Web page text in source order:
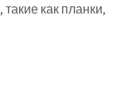
как планки,